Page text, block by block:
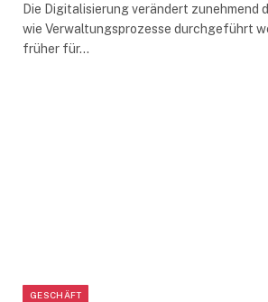
Die Digitalisierung verändert zunehmend
wie Verwaltungsprozesse durchgeführt
früher für…
GESCHÄFT